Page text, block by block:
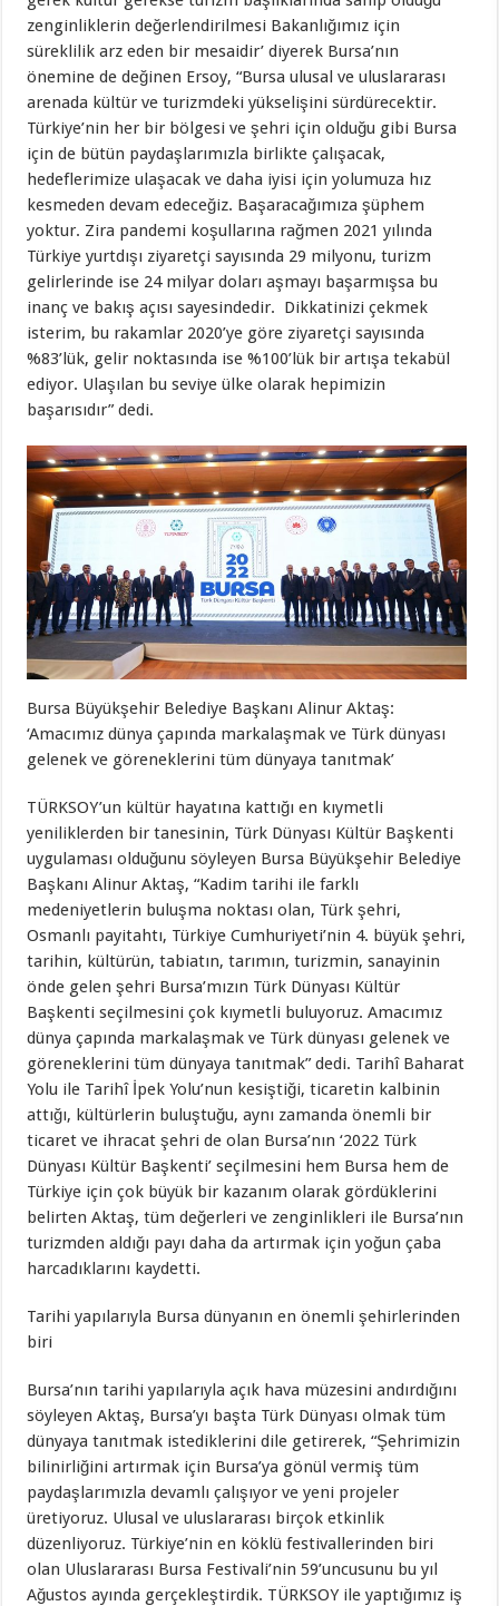
zenginliklerin değerlendirilmesi Bakanlığımız için
süreklilik arz eden bir mesaidir’ diyerek Bursa’nın
önemine de değinen Ersoy, “Bursa ulusal ve uluslararası
arenada kültür ve turizmdeki yükselişini sürdürecektir.
Türkiye’nin her bir bölgesi ve şehri için olduğu gibi Bursa
için de bütün paydaşlarımızla birlikte çalışacak,
hedeflerimize ulaşacak ve daha iyisi için yolumuza hız
kesmeden devam edeceğiz. Başaracağımıza şüphem
yoktur. Zira pandemi koşullarına rağmen 2021 yılında
Türkiye yurtdışı ziyaretçi sayısında 29 milyonu, turizm
gelirlerinde ise 24 milyar doları aşmayı başarmışsa bu
inanç ve bakış açısı sayesindedir. Dikkatinizi çekmek
isterim, bu rakamlar 2020’ye göre ziyaretçi sayısında
%83’lük, gelir noktasında ise %100’lük bir artışa tekabül
ediyor. Ulaşılan bu seviye ülke olarak hepimizin
başarısıdır” dedi.
Bursa Büyükşehir Belediye Başkanı Alinur Aktaş:
‘Amacımız dünya çapında markalaşmak ve Türk dünyası
gelenek ve göreneklerini tüm dünyaya tanıtmak’
TÜRKSOY’un kültür hayatına kattığı en kıymetli
yeniliklerden bir tanesinin, Türk Dünyası Kültür Başkenti
uygulaması olduğunu söyleyen Bursa Büyükşehir Belediye
Başkanı Alinur Aktaş, “Kadim tarihi ile farklı
medeniyetlerin buluşma noktası olan, Türk şehri,
Osmanlı payitahtı, Türkiye Cumhuriyeti’nin 4. büyük şehri,
tarihin, kültürün, tabiatın, tarımın, turizmin, sanayinin
önde gelen şehri Bursa’mızın Türk Dünyası Kültür
Başkenti seçilmesini çok kıymetli buluyoruz. Amacımız
dünya çapında markalaşmak ve Türk dünyası gelenek ve
göreneklerini tüm dünyaya tanıtmak” dedi. Tarihî Baharat
Yolu ile Tarihî İpek Yolu’nun kesiştiği, ticaretin kalbinin
attığı, kültürlerin buluştuğu, aynı zamanda önemli bir
ticaret ve ihracat şehri de olan Bursa’nın ‘2022 Türk
Dünyası Kültür Başkenti’ seçilmesini hem Bursa hem de
Türkiye için çok büyük bir kazanım olarak gördüklerini
belirten Aktaş, tüm değerleri ve zenginlikleri ile Bursa’nın
turizmden aldığı payı daha da artırmak için yoğun çaba
harcadıklarını kaydetti.
Tarihi yapılarıyla Bursa dünyanın en önemli şehirlerinden
biri
Bursa’nın tarihi yapılarıyla açık hava müzesini andırdığını
söyleyen Aktaş, Bursa’yı başta Türk Dünyası olmak tüm
dünyaya tanıtmak istediklerini dile getirerek, “Şehrimizin
bilinirliğini artırmak için Bursa’ya gönül vermiş tüm
paydaşlarımızla devamlı çalışıyor ve yeni projeler
üretiyoruz. Ulusal ve uluslararası birçok etkinlik
düzenliyoruz. Türkiye’nin en köklü festivallerinden biri
olan Uluslararası Bursa Festivali’nin 59’uncusunu bu yıl
Ağustos ayında gerçekleştirdik. TÜRKSOY ile yaptığımız iş